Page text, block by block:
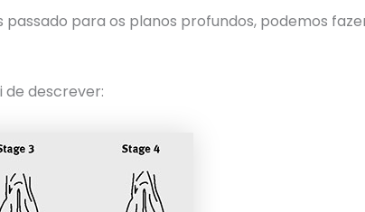
para os planos profundos, podemos
de descrever: